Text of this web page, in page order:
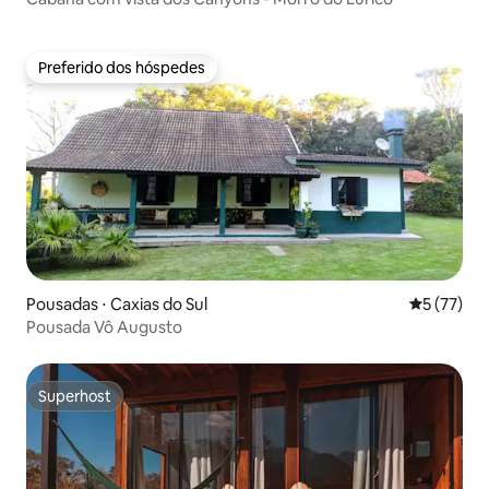
Preferido dos hóspedes
Preferido dos hóspedes
Pousadas ⋅ Caxias do Sul 5 de uma
5 (77)
Pousada Vô Augusto
Superhost
Superhost